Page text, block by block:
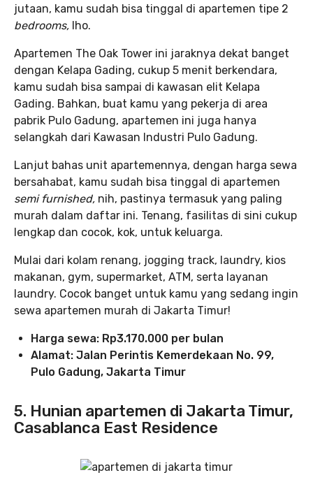
jutaan, kamu sudah bisa tinggal di apartemen tipe 2
bedrooms, lho.
Apartemen The Oak Tower ini jaraknya dekat banget
dengan Kelapa Gading, cukup 5 menit berkendara,
kamu sudah bisa sampai di kawasan elit Kelapa
Gading. Bahkan, buat kamu yang pekerja di area
pabrik Pulo Gadung, apartemen ini juga hanya
selangkah dari Kawasan Industri Pulo Gadung.
Lanjut bahas unit apartemennya, dengan harga sewa
bersahabat, kamu sudah bisa tinggal di apartemen
semi furnished, nih, pastinya termasuk yang paling
murah dalam daftar ini. Tenang, fasilitas di sini cukup
lengkap dan cocok, kok, untuk keluarga.
Mulai dari kolam renang, jogging track, laundry, kios
makanan, gym, supermarket, ATM, serta layanan
laundry. Cocok banget untuk kamu yang sedang ingin
sewa apartemen murah di Jakarta Timur!
Harga sewa: Rp3.170.000 per bulan
Alamat: Jalan Perintis Kemerdekaan No. 99,
Pulo Gadung, Jakarta Timur
5. Hunian apartemen di Jakarta Timur,
Casablanca East Residence